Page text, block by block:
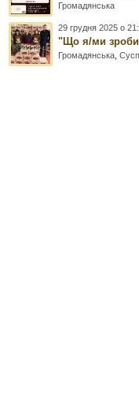
Громадянська
29 грудня 2025 о
"Що я/ми
Громадянська ,